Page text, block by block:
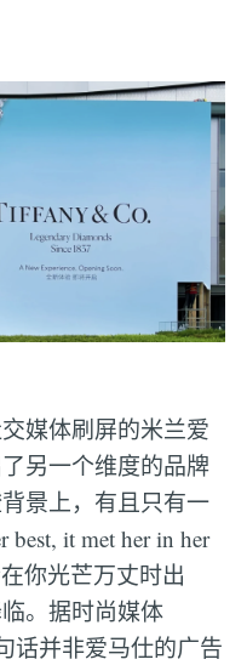
媒体刷屏的米兰爱
另一个维度的品牌
景上，有且只有一
best, it met her in her
你光芒万丈时出
。据时尚媒体
话并非爱马仕的广告